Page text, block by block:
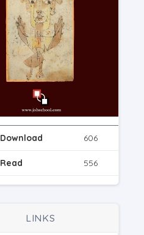
Download 606
Read 556
LINKS